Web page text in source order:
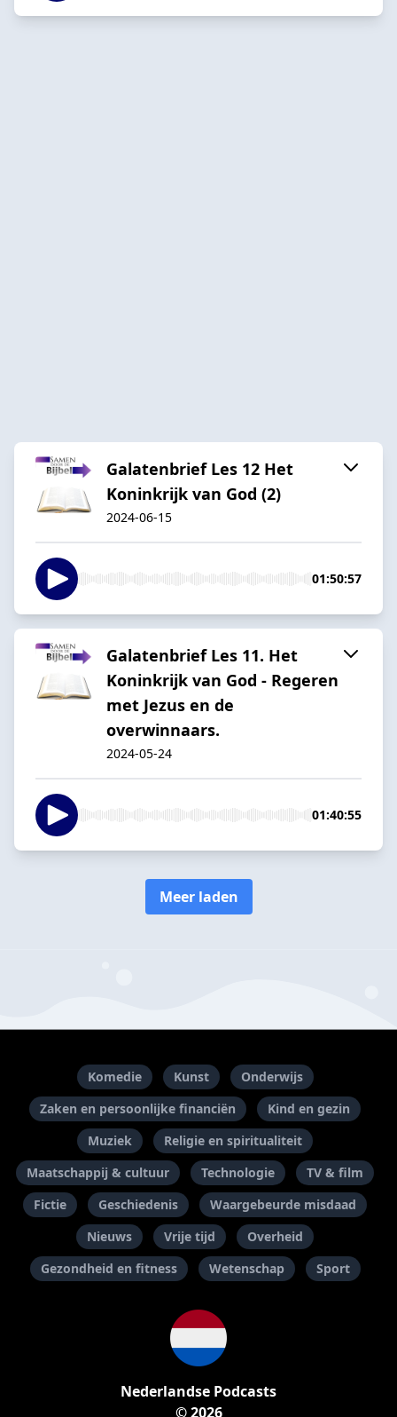
Galatenbrief Les 12 Het
Koninkrijk van God (2)
2024-06-15
01:50:57
Galatenbrief Les 11. Het
Koninkrijk van God - Regeren
met Jezus en de
overwinnaars.
2024-05-24
01:40:55
Meer laden
Komedie Kunst
Onderwijs
Zaken en persoonlijke financiën
Kind en gezin
Muziek
Religie en spiritualiteit
Maatschappij & cultuur
Technologie
TV & film
Fictie
Geschiedenis
Waargebeurde misdaad
Nieuws
Vrije tijd
Overheid
Gezondheid en fitness
Wetenschap Sport
Nederlandse Podcasts
© 2026